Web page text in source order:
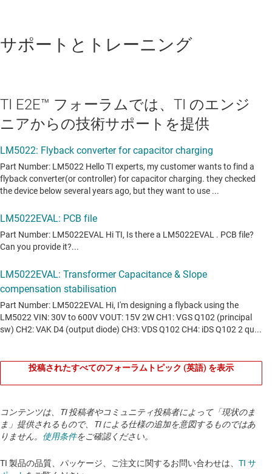
サポートとトレーニング
TI E2E™ フォーラムでは、TI のエンジ
ニアからの技術サポートを提供
投稿されたすべてのフォーラムトピック (英語) を表示
コンテンツは、TI 投稿者やコミュニティ投稿者によって「現状のま
ま」提供されるもので、TI による仕様の追加を意図するものではあ
りません。 使用条件をご確認ください。
TI 製品の品質、パッケージ、ご注文に関するお問い合わせは、 TI サ